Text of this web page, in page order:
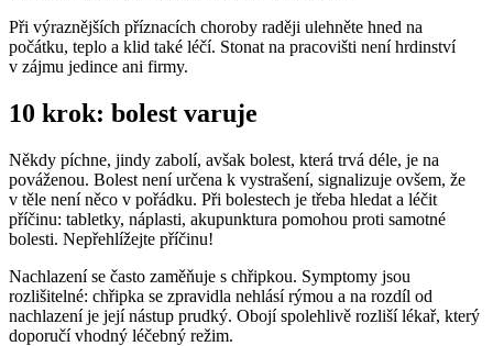
Při výraznějších příznacích choroby raději ulehněte hned na
počátku, teplo a klid také léčí. Stonat na pracovišti není hrdinství
v zájmu jedince ani firmy.
10 krok: bolest varuje
Někdy píchne, jindy zabolí, avšak bolest, která trvá déle, je na
pováženou. Bolest není určena k vystrašení, signalizuje ovšem, že
v těle není něco v pořádku. Při bolestech je třeba hledat a léčit
příčinu: tabletky, náplasti, akupunktura pomohou proti samotné
bolesti. Nepřehlížejte příčinu!
Nachlazení se často zaměňuje s chřipkou. Symptomy jsou
rozlišitelné: chřipka se zpravidla nehlásí rýmou a na rozdíl od
nachlazení je její nástup prudký. Obojí spolehlivě rozliší lékař, který
doporučí vhodný léčebný režim.